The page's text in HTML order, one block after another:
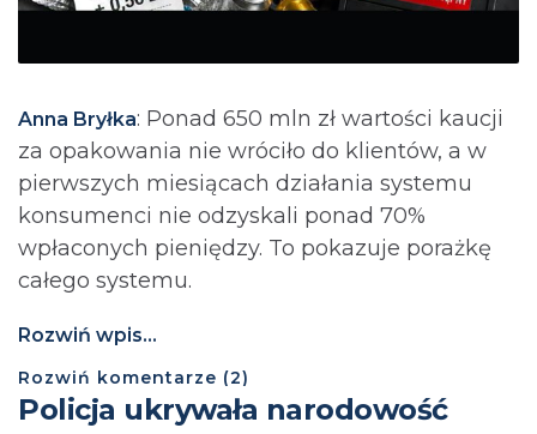
Anna Bryłka: Ponad 650 mln zł wartości kaucji
za opakowania nie wróciło do klientów, a w
pierwszych miesiącach działania systemu
konsumenci nie odzyskali ponad 70%
wpłaconych pieniędzy. To pokazuje porażkę
całego systemu.
Rozwiń wpis...
Rozwiń komentarze (2)
Policja ukrywała narodowość